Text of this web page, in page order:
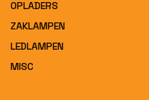
OPLADERS
ZAKLAMPEN
LEDLAMPEN
MISC